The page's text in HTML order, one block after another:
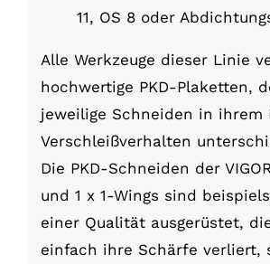
11, OS 8 oder
Alle Werkzeuge dieser Linie
hochwertige PKD-Plaketten,
jeweilige Schneiden in ihrem
Verschleißverhalten
Die PKD-Schneiden der
und 1 x 1-Wings sind
einer Qualität ausgerüstet,
einfach ihre Schärfe verliert,